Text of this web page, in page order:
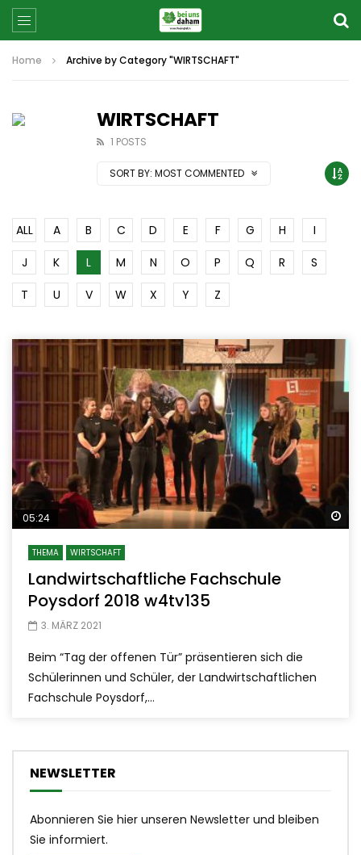
Home Archive by Category "WIRTSCHAFT"
WIRTSCHAFT
1 POSTS
SORT BY: MOST COMMENTED
ALL A B C D E F G H
I
J
K L M N O P Q R
S
T
U V W X Y Z
05:24
THEMA WIRTSCHAFT
Landwirtschaftliche Fachschule
Poysdorf 2018 w4tv135
3. MÄRZ 2021
Beim “Tag der offenen Tür” präsentieren sich die
Schülerinnen und Schüler, der Landwirtschaftlichen
Fachschule Poysdorf,...
NEWSLETTER
Abonnieren Sie hier unseren Newsletter und bleiben
Sie informiert.